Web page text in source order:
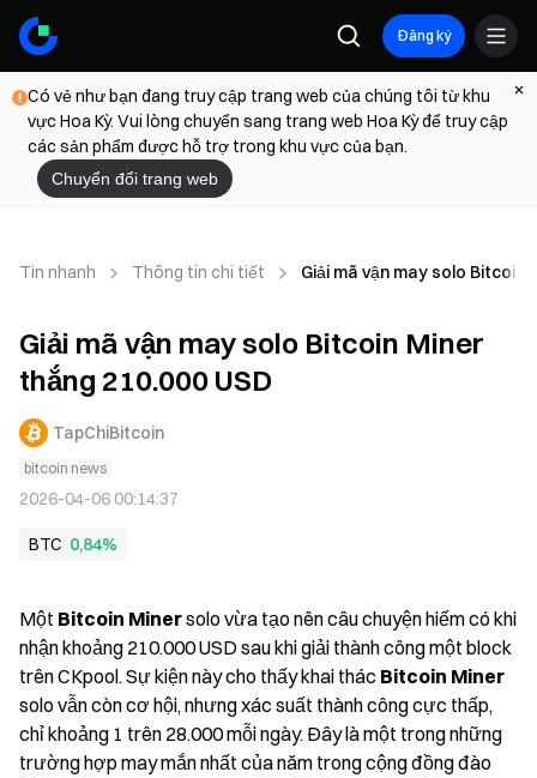
Đăng ký
Có vẻ như bạn đang truy cập trang web của chúng tôi từ khu
vực Hoa Kỳ. Vui lòng chuyển sang trang web Hoa Kỳ để truy cập
các sản phẩm được hỗ trợ trong khu vực của bạn.
Chuyển đổi trang web
Tin nhanh Thông tin chi tiết Giải mã vận may solo Bitcoin
Giải mã vận may solo Bitcoin Miner
thắng 210.000 USD
TapChiBitcoin
bitcoin news
2026-04-06 00:14:37
BTC 0,84%
Một Bitcoin Miner solo vừa tạo nên câu chuyện hiếm có khi
nhận khoảng 210.000 USD sau khi giải thành công một block
trên CKpool. Sự kiện này cho thấy khai thác Bitcoin Miner
solo vẫn còn cơ hội, nhưng xác suất thành công cực thấp,
chỉ khoảng 1 trên 28.000 mỗi ngày. Đây là một trong những
trường hợp may mắn nhất của năm trong cộng đồng đào